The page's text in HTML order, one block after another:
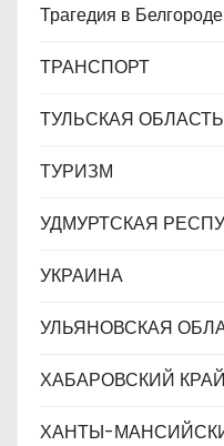
Трагедия в Белгороде
ТРАНСПОРТ
ТУЛЬСКАЯ ОБЛАСТЬ
ТУРИЗМ
УДМУРТСКАЯ
УКРАИНА
УЛЬЯНОВСКАЯ
ХАБАРОВСКИЙ КРАЙ
ХАНТЫ-